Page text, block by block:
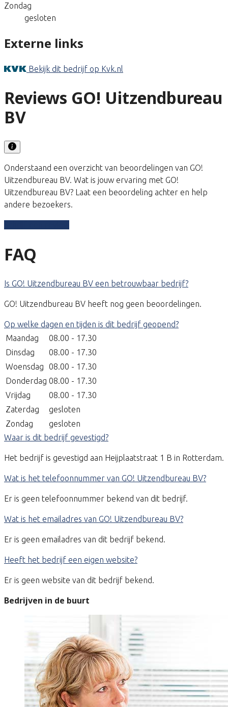
Zondag
gesloten
Externe links
Bekijk dit bedrijf op Kvk.nl
Reviews GO! Uitzendbureau
BV
Onderstaand een overzicht van beoordelingen van GO!
Uitzendbureau BV. Wat is jouw ervaring met GO!
Uitzendbureau BV? Laat een beoordeling achter en help
andere bezoekers.
FAQ
Is GO! Uitzendbureau BV een betrouwbaar bedrijf?
GO! Uitzendbureau BV heeft nog geen beoordelingen.
Op welke dagen en tijden is dit bedrijf geopend?
Maandag
08.00 - 17.30
Dinsdag
08.00 - 17.30
Woensdag
08.00 - 17.30
Donderdag 08.00 - 17.30
Vrijdag
08.00 - 17.30
Zaterdag
gesloten
Zondag
gesloten
Waar is dit bedrijf gevestigd?
Het bedrijf is gevestigd aan Heijplaatstraat 1 B in Rotterdam.
Wat is het telefoonnummer van GO! Uitzendbureau BV?
Er is geen telefoonnummer bekend van dit bedrijf.
Wat is het emailadres van GO! Uitzendbureau BV?
Er is geen emailadres van dit bedrijf bekend.
Heeft het bedrijf een eigen website?
Er is geen website van dit bedrijf bekend.
Bedrijven in de buurt